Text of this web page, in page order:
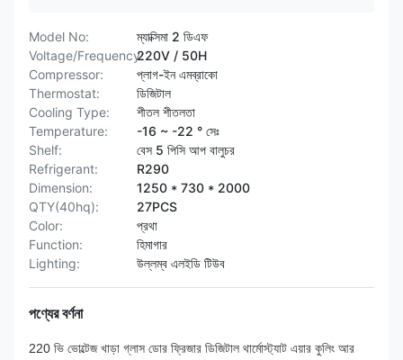
Model No:
ম্যাক্সিমা 2 ডিএফ
Voltage/Frequency:220V / 50H
Compressor:
প্লাগ-ইন এমব্রাকো
Thermostat:
ডিজিটাল
Cooling Type:
শীতল শীতলতা
Temperature:
-16 ~ -22 ° সেঃ
Shelf:
বেস 5 পিসি আপ বালুচর
Refrigerant:
R290
Dimension:
1250 * 730 * 2000
QTY(40hq):
27PCS
Color:
প্রথা
Function:
হিমাগার
Lighting:
উল্লম্ব এলইডি টিউব
পণ্যের বর্ণনা
220 ভি ভোল্টেজ খাড়া গ্লাস ডোর ফ্রিজার ডিজিটাল থার্মোস্ট্যাট এয়ার কুলিং আর